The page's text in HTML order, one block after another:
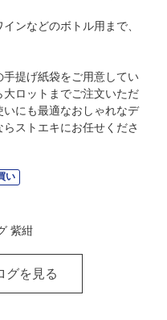
ンなどのボトル用まで、
提げ紙袋をご用意してい
ロットまでご注文いただ
にも最適なおしゃれなデ
ストエキにお任せくださ
い
紫紺
グを見る